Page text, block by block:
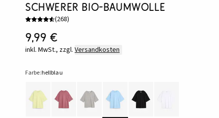
schwerer Bio-Baumwolle
(268)
9,99 €
inkl. MwSt., zzgl. Versandkosten
Farbe:hellblau